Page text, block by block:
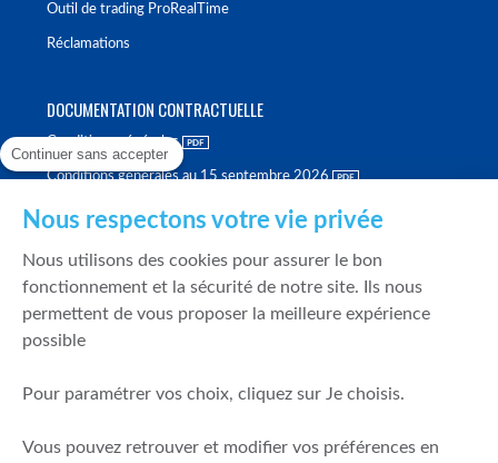
Outil de trading ProRealTime
Réclamations
DOCUMENTATION CONTRACTUELLE
Conditions générales
Conditions générales au 15 septembre 2026
Politique de meilleure sélection
Politique de durabilité
Fonds de garantie des dépôts et de résolution
Mentions légales
Continuer sans accepter
Nous respectons votre vie privée
Nous utilisons des cookies pour assurer le bon
fonctionnement et la sécurité de notre site. Ils nous
permettent de vous proposer la meilleure expérience
possible
Pour paramétrer vos choix, cliquez sur Je choisis.
Vous pouvez retrouver et modifier vos préférences en